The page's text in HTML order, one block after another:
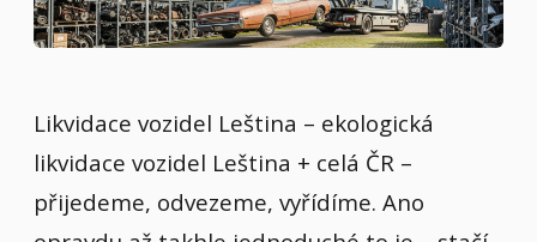
Likvidace vozidel Leština – ekologická
likvidace vozidel Leština + celá ČR –
přijedeme, odvezeme, vyřídíme. Ano